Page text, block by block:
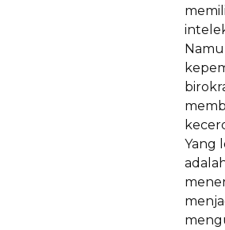
Yang